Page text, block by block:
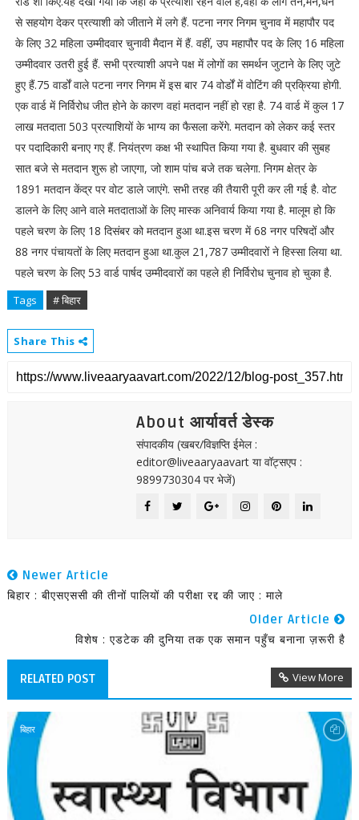
से सहयोग देकर प्रत्याशी को जीताने में लगे हैं. पटना नगर निगम चुनाव में महापौर पद
के लिए 32 महिला उम्मीदवार चुनावी मैदान में हैं. वहीं, उप महापौर पद के लिए 16 महिला
उम्मीदवार उतरी हुई हैं. सभी प्रत्याशी अपने पक्ष में लोगों का समर्थन जुटाने के लिए जुटे
हुए हैं.75 वार्डों वाले पटना नगर निगम में इस बार 74 वोर्डों में वोटिंग की प्रक्रिया होगी.
एक वार्ड में निर्विरोध जीत होने के कारण वहां मतदान नहीं हो रहा है. 74 वार्ड में कुल 17
लाख मतदाता 503 प्रत्याशियों के भाग्य का फैसला करेंगे. मतदान को लेकर कई स्तर
पर पदादिकारी बनाए गए हैं. नियंत्रण कक्ष भी स्थापित किया गया है. बुधवार की सुबह
सात बजे से मतदान शुरू हो जाएगा, जो शाम पांच बजे तक चलेगा. निगम क्षेत्र के
1891 मतदान केंद्र पर वोट डाले जाएंगे. सभी तरह की तैयारी पूरी कर ली गई है. वोट
डालने के लिए आने वाले मतदाताओं के लिए मास्क अनिवार्य किया गया है. मालूम हो कि
पहले चरण के लिए 18 दिसंबर को मतदान हुआ था.इस चरण में 68 नगर परिषदों और
88 नगर पंचायतों के लिए मतदान हुआ था.कुल 21,787 उम्मीदवारों ने हिस्सा लिया था.
पहले चरण के लिए 53 वार्ड पार्षद उम्मीदवारों का पहले ही निर्विरोध चुनाव हो चुका है.
Tags # बिहार
Share This
About आर्यावर्त डेस्क
संपादकीय (खबर/विज्ञप्ति ईमेल :
editor@liveaaryaavart या वॉट्सएप :
9899730304 पर भेजें)
Newer Article
बिहार : बीएसएससी की तीनों पालियों की परीक्षा रद्द की जाए : माले
Older Article
विशेष : एडटेक की दुनिया तक एक समान पहुँच बनाना ज़रूरी है
RELATED POST View More
बिहार